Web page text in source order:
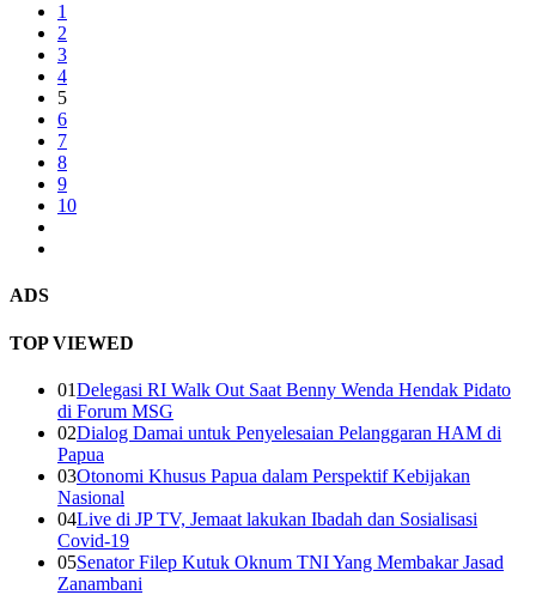
1
2
3
4
5
6
7
8
9
10
ADS
TOP VIEWED
01Delegasi RI Walk Out Saat Benny Wenda Hendak Pidato
di Forum MSG
02Dialog Damai untuk Penyelesaian Pelanggaran HAM di
Papua
03Otonomi Khusus Papua dalam Perspektif Kebijakan
Nasional
04Live di JP TV, Jemaat lakukan Ibadah dan Sosialisasi
Covid-19
05Senator Filep Kutuk Oknum TNI Yang Membakar Jasad
Zanambani